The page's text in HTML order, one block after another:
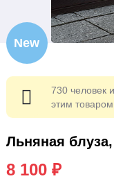
Льняная блуза,
8 100 ₽
New
730 человек
этим